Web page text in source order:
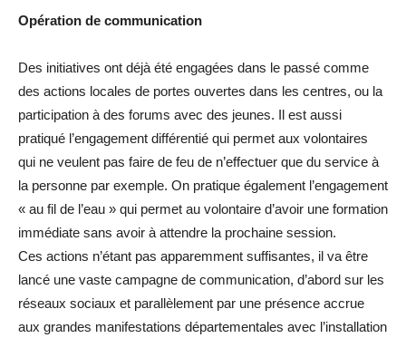
Opération de communication
Des initiatives ont déjà été engagées dans le passé comme
des actions locales de portes ouvertes dans les centres, ou la
participation à des forums avec des jeunes. Il est aussi
pratiqué l’engagement différentié qui permet aux volontaires
qui ne veulent pas faire de feu de n’effectuer que du service à
la personne par exemple. On pratique également l’engagement
« au fil de l’eau » qui permet au volontaire d’avoir une formation
immédiate sans avoir à attendre la prochaine session.
Ces actions n’étant pas apparemment suffisantes, il va être
lancé une vaste campagne de communication, d’abord sur les
réseaux sociaux et parallèlement par une présence accrue
aux grandes manifestations départementales avec l’installation